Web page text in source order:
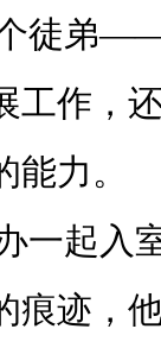
徒弟
工作，
力。
一起入
痕迹，